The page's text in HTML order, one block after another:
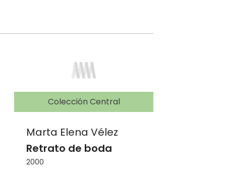
Colección Central
Marta Elena Vélez
Retrato de boda
2000